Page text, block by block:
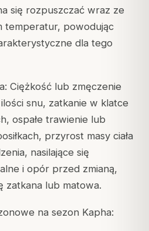
się rozpuszczać wraz ze
temperatur, powodując
dla tego
Ciężkość lub zmęczenie
snu, zatkanie w klatce
ospałe trawienie lub
przyrost masy ciała
nasilające się
i opór przed zmianą,
zatkana lub matowa.
na sezon Kapha: